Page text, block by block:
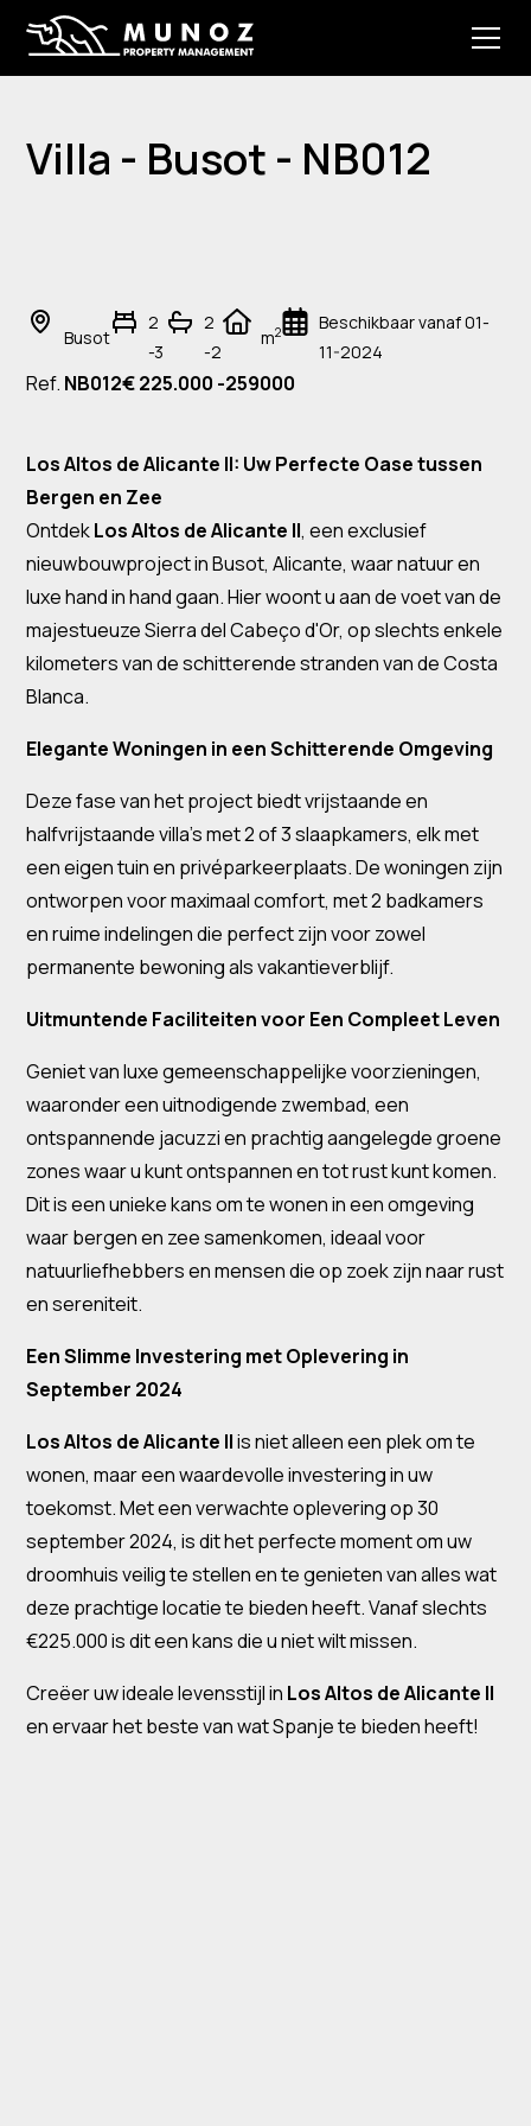
Villa - Busot - NB012
Busot
2
-3
2
-2
m2
Beschikbaar vanaf 01-
11-2024
Ref. NB012€ 225.000 -259000
Los Altos de Alicante II: Uw Perfecte Oase tussen
Bergen en Zee
OntdekLos Altos de Alicante II, een exclusief
nieuwbouwproject in Busot, Alicante, waar natuur en
luxe hand in hand gaan. Hier woont u aan de voet van de
majestueuze Sierra del Cabeço d'Or, op slechts enkele
kilometers van de schitterende stranden van de Costa
Blanca.
Elegante Woningen in een Schitterende Omgeving
Deze fase van het project biedt vrijstaande en
halfvrijstaande villa's met 2 of 3 slaapkamers, elk met
een eigen tuin en privéparkeerplaats. De woningen zijn
ontworpen voor maximaal comfort, met 2 badkamers
en ruime indelingen die perfect zijn voor zowel
permanente bewoning als vakantieverblijf.
Uitmuntende Faciliteiten voor Een Compleet Leven
Geniet van luxe gemeenschappelijke voorzieningen,
waaronder een uitnodigende zwembad, een
ontspannende jacuzzi en prachtig aangelegde groene
zones waar u kunt ontspannen en tot rust kunt komen.
Dit is een unieke kans om te wonen in een omgeving
waar bergen en zee samenkomen, ideaal voor
natuurliefhebbers en mensen die op zoek zijn naar rust
en sereniteit.
Een Slimme Investering met Oplevering in
September 2024
Los Altos de Alicante IIis niet alleen een plek om te
wonen, maar een waardevolle investering in uw
toekomst. Met een verwachte oplevering op 30
september 2024, is dit het perfecte moment om uw
droomhuis veilig te stellen en te genieten van alles wat
deze prachtige locatie te bieden heeft. Vanaf slechts
€225.000 is dit een kans die u niet wilt missen.
Creëer uw ideale levensstijl in Los Altos de Alicante II
en ervaar het beste van wat Spanje te bieden heeft!